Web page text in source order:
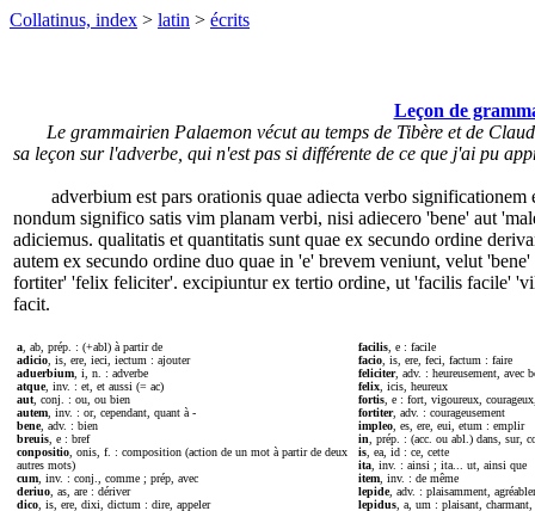
Collatinus, index > latin > écrits
Leçon de
Le grammairien Palaemon vécut au temps de Tibère et de
sa leçon sur l'adverbe, qui n'est pas si différente de ce que j'ai pu
adverbium est pars orationis quae adiecta verbo significationem
nondum significo satis vim planam verbi, nisi adiecero 'bene' aut
adiciemus. qualitatis et quantitatis sunt quae ex secundo ordine
autem ex secundo ordine duo quae in 'e' brevem veniunt, velut
fortiter' 'felix feliciter'. excipiuntur ex tertio ordine, ut 'facilis facile'
facit.
a , ab, prép. : (+abl) à partir de
adicio , is, ere, ieci, iectum : ajouter
aduerbium , i, n. : adverbe
atque, inv. : et, et aussi (= ac)
aut , conj. : ou, ou bien
autem , inv. : or, cependant, quant à -
bene, adv. : bien
breuis , e : bref
conpositio , onis, f. : composition (action de un mot à partir de deux
autres mots)
cum , inv. : conj., comme ; prép, avec
deriuo , as, are : dériver
dico , is, ere, dixi, dictum : dire, appeler
facilis , e : facile
facio , is, ere, feci, factum : faire
feliciter, adv. : heureusement, avec
felix , icis, heureux
fortis , e : fort, vigoureux,
fortiter, adv. : courageusement
impleo , es, ere, eui, etum : emplir
in , prép. : (acc. ou abl.) dans, sur,
is , ea, id : ce, cette
ita , inv. : ainsi ; ita... ut, ainsi que
item , inv. : de même
lepide, adv. : plaisamment,
lepidus , a, um : plaisant, charmant,